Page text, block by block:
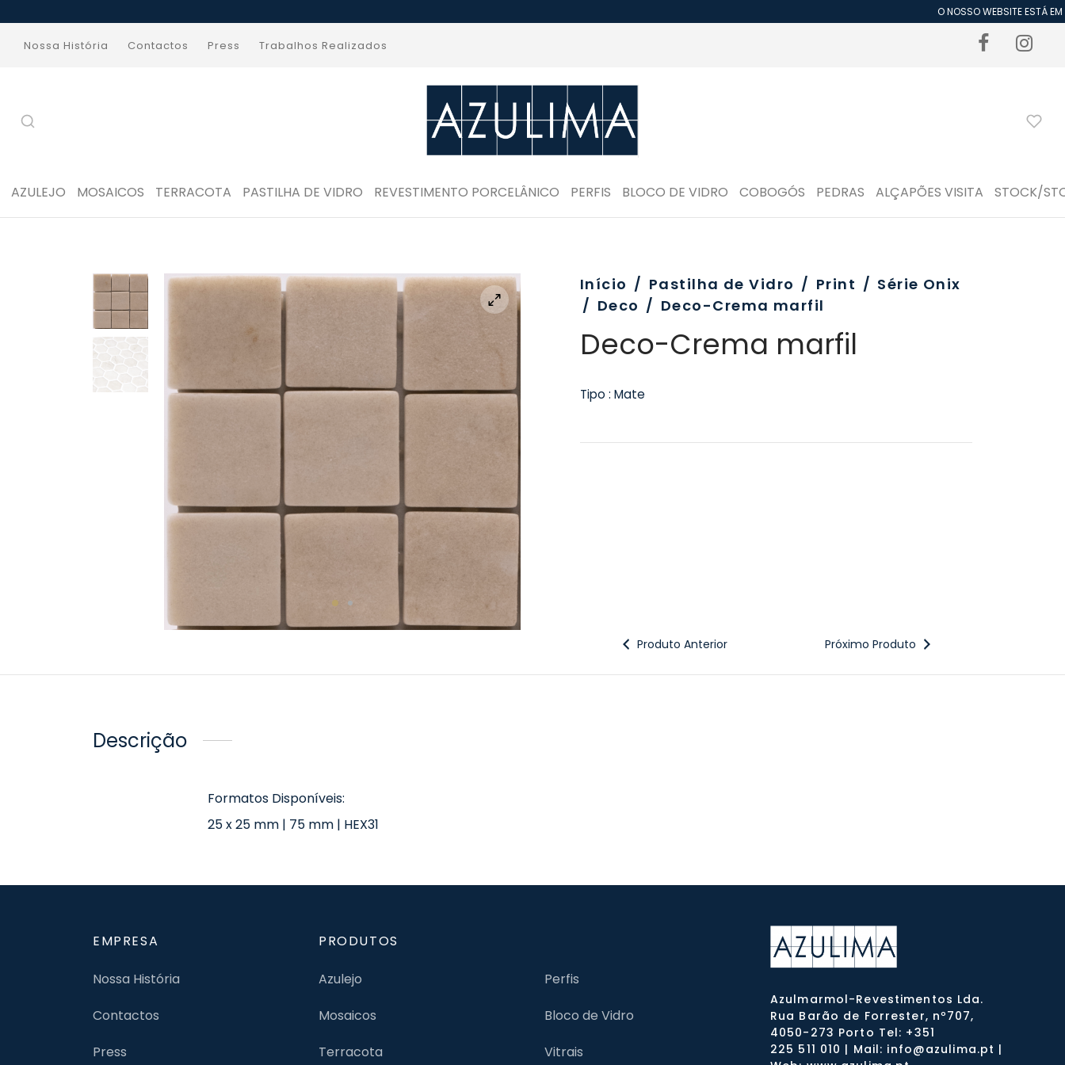
O NOSSO WEBSITE ESTÁ
Nossa História Contactos Press Trabalhos Realizados
AZULEJO MOSAICOS TERRACOTA PASTILHA DE VIDRO REVESTIMENTO PORCELÂNICO PERFIS BLOCO DE VIDRO COBOGÓS PEDRAS ALÇAPÕES VISITA STOCK/
Início / Pastilha de Vidro / Print / Série Onix
/ Deco / Deco-Crema marfil
Deco-Crema marfil
Tipo : Mate
Produto Anterior Próximo Produto
Descrição
Formatos Disponíveis:
25 x 25 mm | 75 mm | HEX31
EMPRESA
Nossa História
Contactos
Press
PRODUTOS
Azulejo
Mosaicos
Terracota
Perfis
Bloco de Vidro
Vitrais
Azulmarmol-Revestimentos Lda.
Rua Barão de Forrester, nº707,
4050-273 Porto Tel: +351
225 511 010 | Mail: info@azulima.pt |